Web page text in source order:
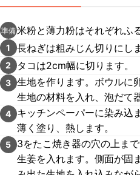
準備米粉と薄力粉はそれぞれふ
1 長ねぎは粗みじん切りにし
2 タコは2cm幅に切ります。
3 生地を作ります。ボウルに
生地の材料を入れ、泡だて
4
キッチンペーパーに染み込
薄く塗り、熱します。
5
3をたこ焼き器の穴の上ま
生姜を入れます。側面が固